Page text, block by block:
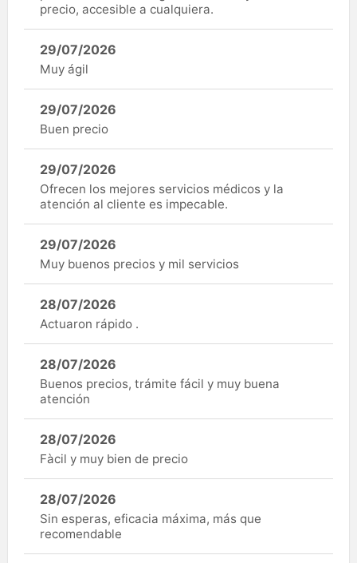
precio, accesible a cualquiera.
29/07/2026
Muy ágil
29/07/2026
Buen precio
29/07/2026
Ofrecen los mejores servicios médicos y la
atención al cliente es impecable.
29/07/2026
Muy buenos precios y mil servicios
28/07/2026
Actuaron rápido .
28/07/2026
Buenos precios, trámite fácil y muy buena
atención
28/07/2026
Fàcil y muy bien de precio
28/07/2026
Sin esperas, eficacia máxima, más que
recomendable